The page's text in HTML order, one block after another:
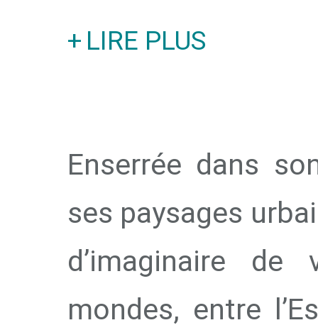
LIRE PLUS
Enserrée dans
ses paysages
d’imaginaire de
mondes, entre